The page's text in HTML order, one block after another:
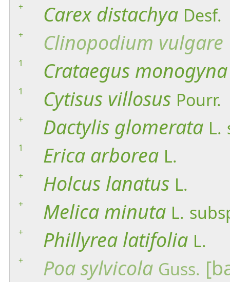
+ Carex distachya Desf.
+ Clinopodium vulgare
1 Crataegus monogyna
1 Cytisus villosus Pourr.
+ Dactylis glomerata L.
1 Erica arborea L.
+ Holcus lanatus L.
+ Melica minuta L.
+ Phillyrea latifolia L.
+ Poasylvicola Guss.